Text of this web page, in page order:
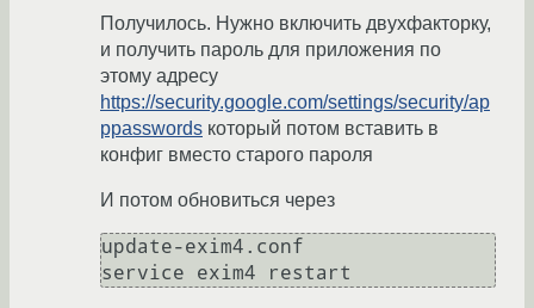
Получилось. Нужно включить двухфакторку,
и получить пароль для приложения по
этому адресу
https://security.google.com/settings/security/ap
ppasswords который потом вставить в
конфиг вместо старого пароля
И потом обновиться через
update-exim4.conf